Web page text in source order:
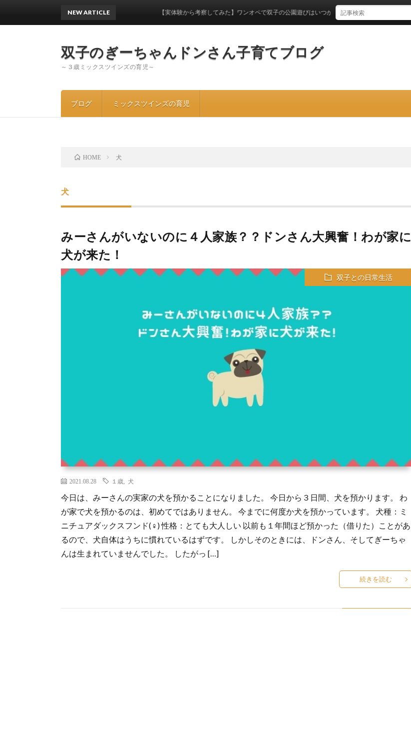
双子のぎーちゃんドンさん子育てブログ
～３歳ミックスツインズの育児～
ブログ ミックスツインズの育児
NEW ARTICLE 【実体験から考察してみた】ワンオペで双子の公園遊びはいつからできるのか？
HOME 犬
犬
みーさんがいないのに４人家族？？ドンさん大興奮！わが家に
犬が来た！
双子との日常生活
2021.08.28 １歳 犬
今日は、みーさんの実家の犬を預かることになりました。 今日から３日間、犬を預かります。 わ
が家で犬を預かるのは、初めてではありません。 今までに何度か犬を預かっています。 犬種：ミ
ニチュアダックスフンド(♀) 性格：とても大人しい 以前も１年間ほど預かった（借りた）ことがあ
るので、犬自体はうちに慣れているはずです。 しかしそのときには、ドンさん、そしてぎーちゃ
んは生まれていませんでした。 したがっ […]
続きを読む